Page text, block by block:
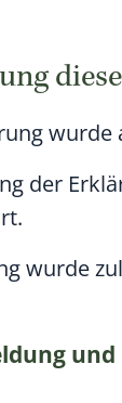
wurde
der
wurde